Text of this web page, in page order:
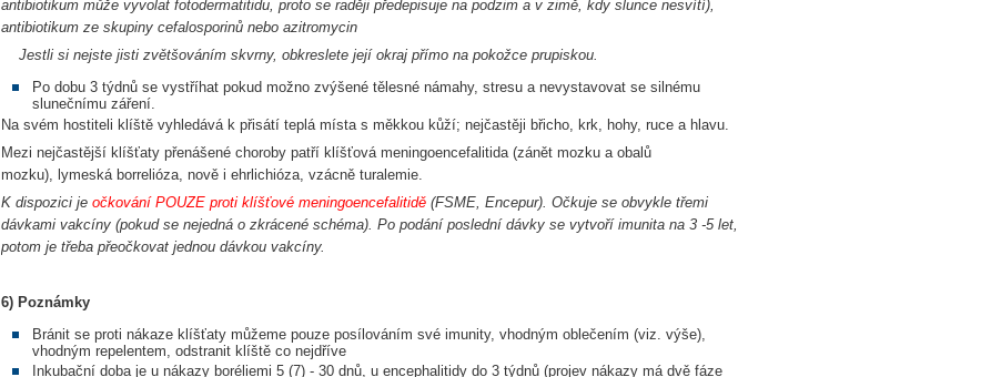
antibiotikum může vyvolat fotodermatitidu, proto se raději předepisuje na podzim a v zimě, kdy slunce nesvítí),
antibiotikum ze skupiny cefalosporinů nebo azitromycin
Jestli si nejste jisti zvětšováním skvrny, obkreslete její okraj přímo na pokožce prupiskou.
Po dobu 3 týdnů se vystříhat pokud možno zvýšené tělesné námahy, stresu a nevystavovat se silnému
slunečnímu záření.
Na svém hostiteli klíště vyhledává k přisátí teplá místa s měkkou kůží; nejčastěji břicho, krk, hohy, ruce a hlavu.
Mezi nejčastější klíšťaty přenášené choroby patří klíšťová meningoencefalitida (zánět mozku a obalů
mozku), lymeská borrelióza, nově i ehrlichióza, vzácně turalemie.
K dispozici je očkování POUZE proti klíšťové meningoencefalitidě (FSME, Encepur). Očkuje se obvykle třemi
dávkami vakcíny (pokud se nejedná o zkrácené schéma). Po podání poslední dávky se vytvoří imunita na 3 -5 let,
potom je třeba přeočkovat jednou dávkou vakcíny.
6) Poznámky
Bránit se proti nákaze klíšťaty můžeme pouze posílováním své imunity, vhodným oblečením (viz. výše),
vhodným repelentem, odstranit klíště co nejdříve
Inkubační doba je u nákazy boréliemi 5 (7) - 30 dnů, u encephalitidy do 3 týdnů (projev nákazy má dvě fáze